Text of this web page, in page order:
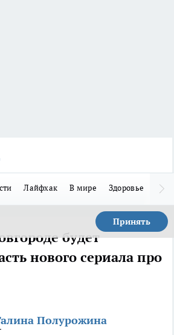
Лайфхак В мире Здоровье
Принять
будет
нового сериала про
Полурожина